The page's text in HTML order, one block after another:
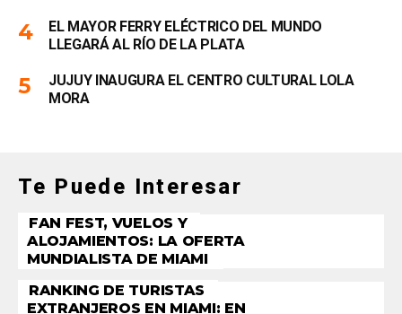
EL MAYOR FERRY ELÉCTRICO DEL MUNDO
LLEGARÁ AL RÍO DE LA PLATA
JUJUY INAUGURA EL CENTRO CULTURAL LOLA
MORA
Te Puede Interesar
FAN FEST, VUELOS Y
ALOJAMIENTOS: LA OFERTA
MUNDIALISTA DE MIAMI
RANKING DE TURISTAS
EXTRANJEROS EN MIAMI: EN